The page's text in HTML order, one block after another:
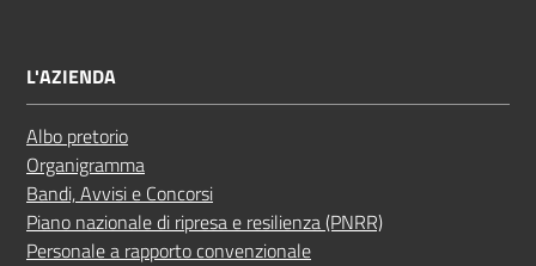
L'AZIENDA
Albo pretorio
Organigramma
Bandi, Avvisi e Concorsi
Piano nazionale di ripresa e resilienza (PNRR)
Personale a rapporto convenzionale